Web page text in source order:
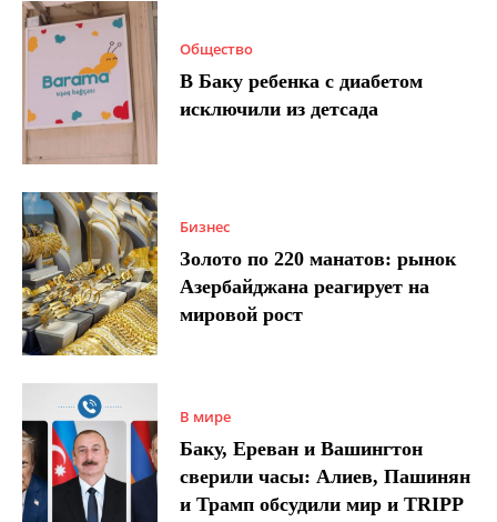
Общество
В Баку ребенка с диабетом
исключили из детсада
Бизнес
Золото по 220 манатов: рынок
Азербайджана реагирует на
мировой рост
В мире
Баку, Ереван и Вашингтон
сверили часы: Алиев, Пашинян
и Трамп обсудили мир и TRIPP